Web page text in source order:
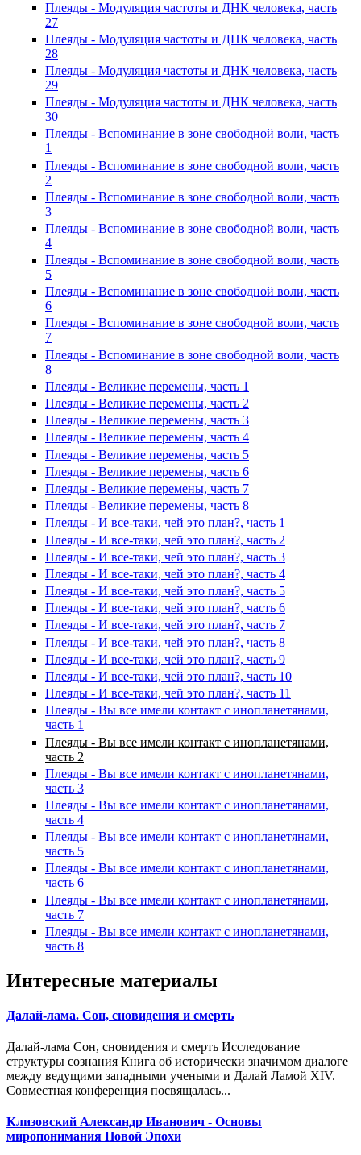
Плеяды - Модуляция частоты и ДНК человека, часть
27
Плеяды - Модуляция частоты и ДНК человека, часть
28
Плеяды - Модуляция частоты и ДНК человека, часть
29
Плеяды - Модуляция частоты и ДНК человека, часть
30
Плеяды - Вспоминание в зоне свободной воли, часть
1
Плеяды - Вспоминание в зоне свободной воли, часть
2
Плеяды - Вспоминание в зоне свободной воли, часть
3
Плеяды - Вспоминание в зоне свободной воли, часть
4
Плеяды - Вспоминание в зоне свободной воли, часть
5
Плеяды - Вспоминание в зоне свободной воли, часть
6
Плеяды - Вспоминание в зоне свободной воли, часть
7
Плеяды - Вспоминание в зоне свободной воли, часть
8
Плеяды - Великие перемены, часть 1
Плеяды - Великие перемены, часть 2
Плеяды - Великие перемены, часть 3
Плеяды - Великие перемены, часть 4
Плеяды - Великие перемены, часть 5
Плеяды - Великие перемены, часть 6
Плеяды - Великие перемены, часть 7
Плеяды - Великие перемены, часть 8
Плеяды - И все-таки, чей это план?, часть 1
Плеяды - И все-таки, чей это план?, часть 2
Плеяды - И все-таки, чей это план?, часть 3
Плеяды - И все-таки, чей это план?, часть 4
Плеяды - И все-таки, чей это план?, часть 5
Плеяды - И все-таки, чей это план?, часть 6
Плеяды - И все-таки, чей это план?, часть 7
Плеяды - И все-таки, чей это план?, часть 8
Плеяды - И все-таки, чей это план?, часть 9
Плеяды - И все-таки, чей это план?, часть 10
Плеяды - И все-таки, чей это план?, часть 11
Плеяды - Вы все имели контакт с инопланетянами,
часть 1
Плеяды - Вы все имели контакт с инопланетянами,
часть 2
Плеяды - Вы все имели контакт с инопланетянами,
часть 3
Плеяды - Вы все имели контакт с инопланетянами,
часть 4
Плеяды - Вы все имели контакт с инопланетянами,
часть 5
Плеяды - Вы все имели контакт с инопланетянами,
часть 6
Плеяды - Вы все имели контакт с инопланетянами,
часть 7
Плеяды - Вы все имели контакт с инопланетянами,
часть 8
Интересные материалы
Далай-лама. Сон, сновидения и смерть
Далай-лама Сон, сновидения и смерть Исследование
структуры сознания Книга об исторически значимом диалоге
между ведущими западными учеными и Далай Ламой XIV.
Совместная конференция посвящалась...
Клизовский Александр Иванович - Основы
миропонимания Новой Эпохи